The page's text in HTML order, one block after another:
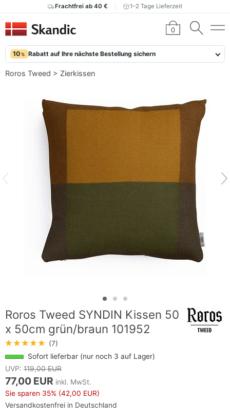
Frachtfrei ab 40 € 1–2 Tage Lieferzeit
0
10 % Rabatt auf Ihre nächste Bestellung sichern
Roros Tweed > Zierkissen
Roros Tweed SYNDIN Kissen 50
x 50cm grün/braun 101952
★★★★★ (7)
Sofort lieferbar (nur noch 3 auf Lager)
UVP: 119,00 EUR
77,00 EUR inkl. MwSt.
Sie sparen 35% (42,00 EUR)
Versandkostenfrei in Deutschland